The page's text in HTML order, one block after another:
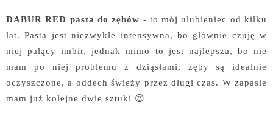
DABUR RED pasta do zębów - to mój ulubieniec od kilku
lat. Pasta jest niezwykle intensywna, bo głównie czuję w
niej palący imbir, jednak mimo to jest najlepsza, bo nie
mam po niej problemu z dziąsłami, zęby są idealnie
oczyszczone, a oddech świeży przez długi czas. W zapasie
mam już kolejne dwie sztuki 😍